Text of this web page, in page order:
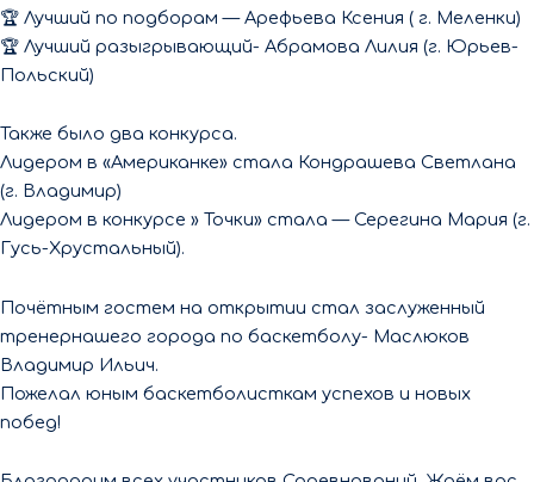
🏆 Лучший по подборам — Арефьева Ксения ( г. Меленки)
🏆 Лучший разыгрывающий- Абрамова Лилия (г. Юрьев-
Польский)
Также было два конкурса.
Лидером в «Американке» стала Кондрашева Светлана
(г. Владимир)
Лидером в конкурсе » Точки» стала — Серегина Мария (г.
Гусь-Хрустальный).
Почётным гостем на открытии стал заслуженный
тренернашего города по баскетболу- Маслюков
Владимир Ильич.
Пожелал юным баскетболисткам успехов и новых
побед!